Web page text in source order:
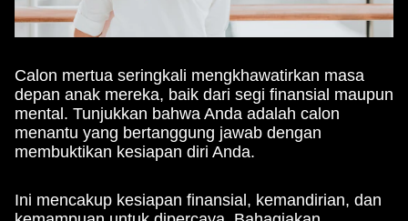
Calon mertua seringkali mengkhawatirkan masa
depan anak mereka, baik dari segi finansial maupun
mental. Tunjukkan bahwa Anda adalah calon
menantu yang bertanggung jawab dengan
membuktikan kesiapan diri Anda.
Ini mencakup kesiapan finansial, kemandirian, dan